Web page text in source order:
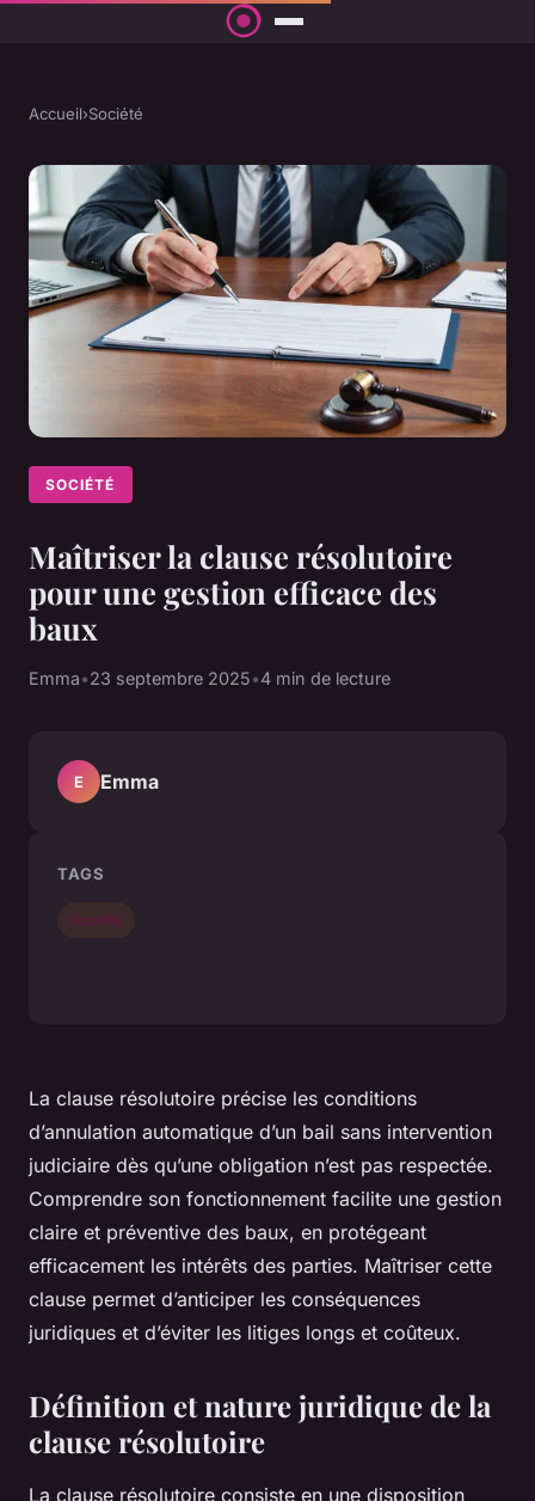
Accueil›Société
SOCIÉTÉ
Maîtriser la clause résolutoire
pour une gestion efficace des
baux
Emma•23 septembre 2025•4 min de lecture
La clause résolutoire précise les conditions
d’annulation automatique d’un bail sans intervention
judiciaire dès qu’une obligation n’est pas respectée.
Comprendre son fonctionnement facilite une gestion
claire et préventive des baux, en protégeant
efficacement les intérêts des parties. Maîtriser cette
clause permet d’anticiper les conséquences
juridiques et d’éviter les litiges longs et coûteux.
Définition et nature juridique de la
clause résolutoire
La clause résolutoire consiste en une disposition
E Emma
TAGS
Société